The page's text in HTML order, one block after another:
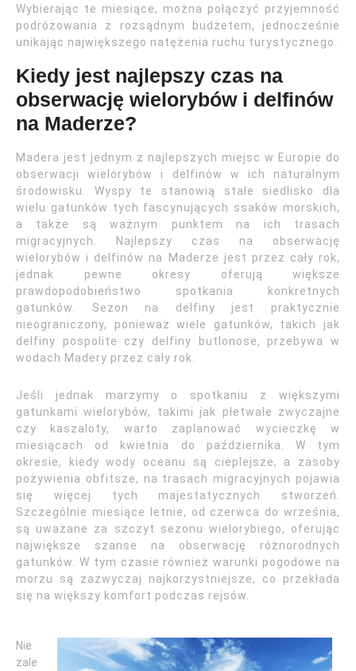
Wybierając te miesiące, można połączyć przyjemność
podróżowania z rozsądnym budżetem, jednocześnie
unikając największego natężenia ruchu turystycznego.
Kiedy jest najlepszy czas na
obserwację wielorybów i delfinów
na Maderze?
Madera jest jednym z najlepszych miejsc w Europie do
obserwacji wielorybów i delfinów w ich naturalnym
środowisku. Wyspy te stanowią stałe siedlisko dla
wielu gatunków tych fascynujących ssaków morskich,
a także są ważnym punktem na ich trasach
migracyjnych. Najlepszy czas na obserwację
wielorybów i delfinów na Maderze jest przez cały rok,
jednak pewne okresy oferują większe
prawdopodobieństwo spotkania konkretnych
gatunków. Sezon na delfiny jest praktycznie
nieograniczony, ponieważ wiele gatunków, takich jak
delfiny pospolite czy delfiny butlonose, przebywa w
wodach Madery przez cały rok.
Jeśli jednak marzymy o spotkaniu z większymi
gatunkami wielorybów, takimi jak płetwale zwyczajne
czy kaszaloty, warto zaplanować wycieczkę w
miesiącach od kwietnia do października. W tym
okresie, kiedy wody oceanu są cieplejsze, a zasoby
pożywienia obfitsze, na trasach migracyjnych pojawia
się więcej tych majestatycznych stworzeń.
Szczególnie miesiące letnie, od czerwca do września,
są uważane za szczyt sezonu wielorybiego, oferując
największe szanse na obserwację różnorodnych
gatunków. W tym czasie również warunki pogodowe na
morzu są zazwyczaj najkorzystniejsze, co przekłada
się na większy komfort podczas rejsów.
Nie
zale